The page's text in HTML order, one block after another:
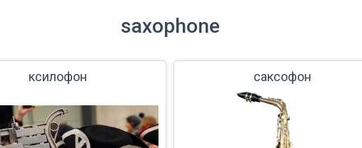
saxophone
ксилофон саксофон